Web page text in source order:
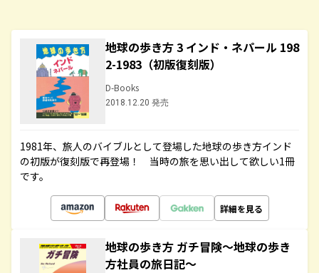
地球の歩き方 3 インド・ネパール 198
2-1983（初版復刻版）
D-Books
2018.12.20 発売
1981年、旅人のバイブルとして登場した地球の歩き方インド
の初版が復刻版で再登場！ 当時の旅を思い出して欲しい1冊
です。
詳細を見る
地球の歩き方 ガチ冒険～地球の歩き
方社員の旅日記～